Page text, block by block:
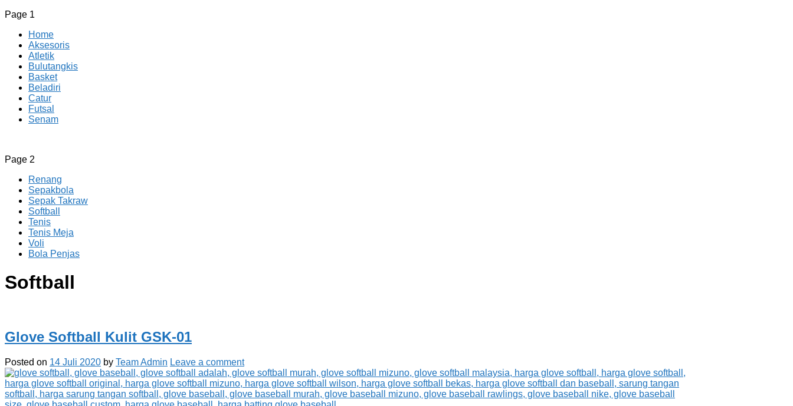
Page 1
Home
Aksesoris
Atletik
Bulutangkis
Basket
Beladiri
Catur
Futsal
Senam
CV JAYA BERSAMA Co Id
Menyediakan Semua Perlengkapan Olahraga Yang Lengkap, Berkualitas Dengan Harga Yang Murah
Page 2
Renang
Sepakbola
Sepak Takraw
Softball
Tenis
Tenis Meja
Voli
Bola Penjas
Softball
Glove Softball Kulit GSK-01
Posted on 14 Juli 2020 by Team Admin Leave a comment